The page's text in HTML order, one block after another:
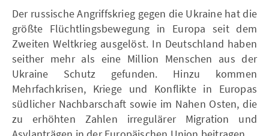
Der russische Angriffskrieg gegen die Ukraine hat die
größte Flüchtlingsbewegung in Europa seit dem
Zweiten Weltkrieg ausgelöst. In Deutschland haben
seither mehr als eine Million Menschen aus der
Ukraine Schutz gefunden. Hinzu kommen
Mehrfachkrisen, Kriege und Konflikte in Europas
südlicher Nachbarschaft sowie im Nahen Osten, die
zu erhöhten Zahlen irregulärer Migration und